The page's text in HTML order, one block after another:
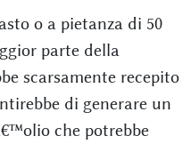
o a pietanza di 50
parte della
scarsamente recepito
di generare un
che potrebbe